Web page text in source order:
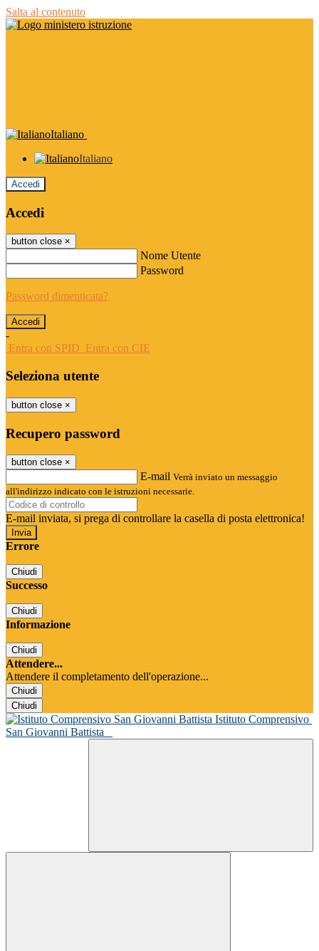
Salta al contenuto
Italiano
Italiano
Accedi
Accedi
button close ×
Nome Utente
Password
Password dimenticata?
-
Entra con SPID Entra con CIE
Seleziona utente
button close ×
Recupero password
button close ×
E-mail Verrà inviato un messaggio
all'indirizzo indicato con le istruzioni necessarie.
E-mail inviata, si prega di controllare la casella di posta elettronica!
Errore
Chiudi
Successo
Chiudi
Informazione
Chiudi
Attendere...
Attendere il completamento dell'operazione...
Chiudi
Chiudi
Istituto Comprensivo
San Giovanni Battista